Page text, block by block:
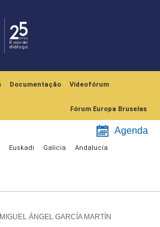
Documentação Videofórum
Fórum Europa Bruselas
Agenda
Euskadi Galicia Andalucía
ÁNGEL GARCÍA MARTÍN